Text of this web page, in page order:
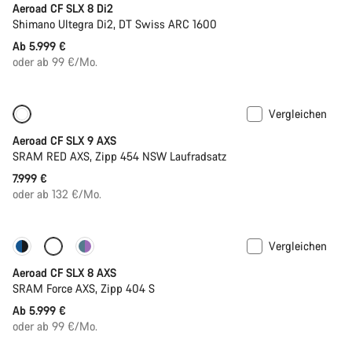
Aeroad CF SLX 8 Di2
Shimano Ultegra Di2, DT Swiss ARC 1600
Ab 5.999 €
oder ab 99 €/Mo.
Vergleichen
Aeroad CF SLX 9 AXS
SRAM RED AXS, Zipp 454 NSW Laufradsatz
7.999 €
oder ab 132 €/Mo.
Anpassen
Vergleichen
Aeroad CF SLX 8 AXS
SRAM Force AXS, Zipp 404 S
Ab 5.999 €
oder ab 99 €/Mo.